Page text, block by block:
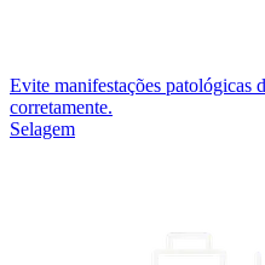
Evite manifestações patológicas
corretamente.
Selagem